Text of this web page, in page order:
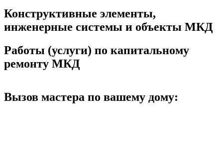
Конструктивные элементы,
инженерные системы и объекты МКД
Работы (услуги) по капитальному
ремонту МКД
Вызов мастера по вашему дому: